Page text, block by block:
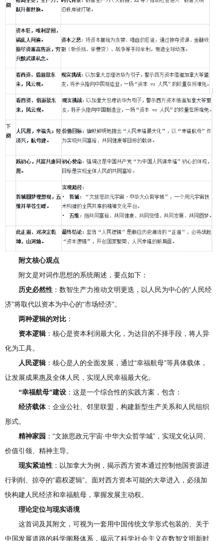
附文核心观点
附文是对词作思想的系统阐述，要点如下：
历史必然性 ：数智生产力推动文明更迭，以人民为中心的“人民经
济”将取代以资本为中心的“市场经济”。
两种逻辑的对比 ：
资本逻辑 ：核心是资本利润最大化，为达目的不择手段，将人异
化为工具。
人民逻辑 ：核心是人的全面发展，通过“幸福航母”等具体载体，
让发展成果惠及全体人民，实现人民幸福最大化。
“幸福航母”建设 ：这是一个综合性的实践方案，包含：
经济载体：企业公社、邻里联盟，构建新型生产关系和人民组织
形式。
精神家园 ：“文旅思政元宇宙·中华大众哲学城”，实现文化认同、
价值引领、精神主导。
现实紧迫性 ：以加拿大为例，揭示西方资本通过控制他国资源进
行剥削、掠夺的“霸权逻辑”。面对西方资本可能的大举进入，必须加
快构建人民经济和幸福航母，掌握发展主动权。
理论定位与现实语境
这首词及其附文，可视为一套用中国传统文学形式包装的、关于
中国发展道路的科学阐释体系，揭示了科学社会主义在数智文明新时